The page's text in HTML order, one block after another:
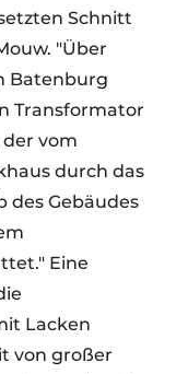
Schnitt
"Über
Batenburg
Transformator
vom
durch das
des Gebäudes
Eine
Lacken
von großer